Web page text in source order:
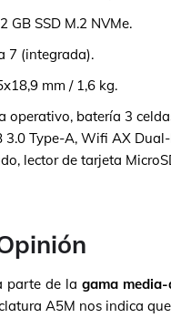
GB SSD M.2 NVMe.
7 (integrada).
mm / 1,6 kg.
operativo, batería 3
3.0 Type-A, Wifi AX
lector de tarjeta
parte de lagama
A5M nos indica